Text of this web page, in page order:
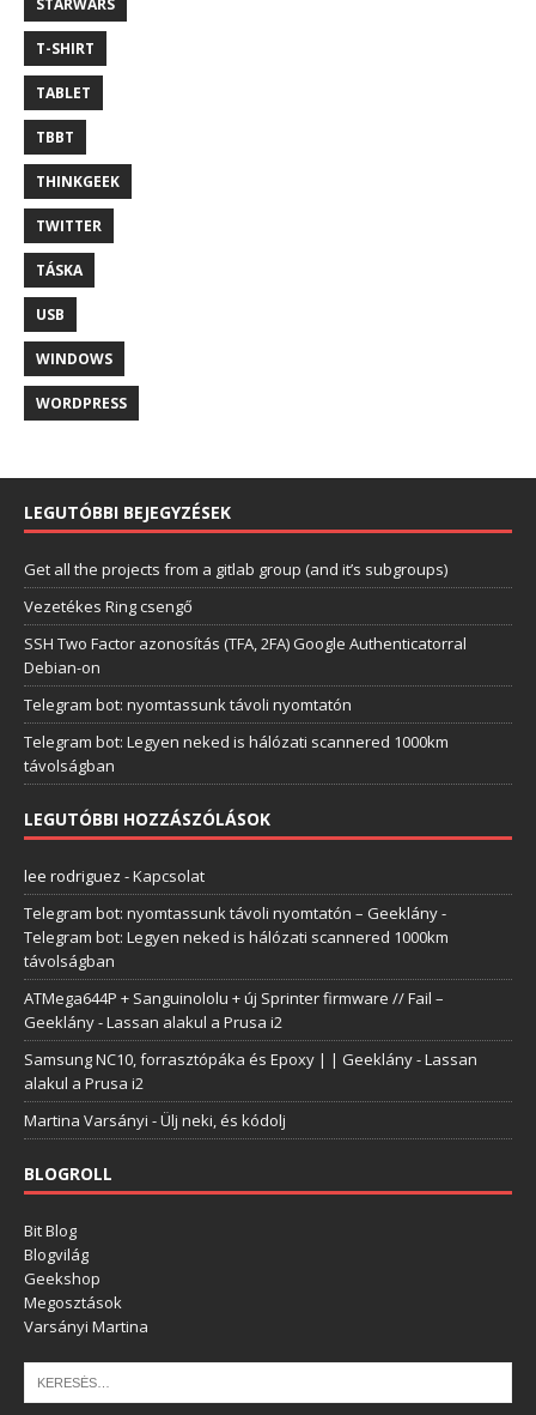
T-SHIRT
TABLET
TBBT
THINKGEEK
TWITTER
TÁSKA
USB
WINDOWS
WORDPRESS
LEGUTÓBBI BEJEGYZÉSEK
Get all the projects from a gitlab group (and it’s subgroups)
Vezetékes Ring csengő
SSH Two Factor azonosítás (TFA, 2FA) Google Authenticatorral
Debian-on
Telegram bot: nyomtassunk távoli nyomtatón
Telegram bot: Legyen neked is hálózati scannered 1000km
távolságban
LEGUTÓBBI HOZZÁSZÓLÁSOK
lee rodriguez -Kapcsolat
Telegram bot: nyomtassunk távoli nyomtatón – Geeklány-
Telegram bot: Legyen neked is hálózati scannered 1000km
távolságban
ATMega644P + Sanguinololu + új Sprinter firmware // Fail –
Geeklány-Lassan alakul a Prusa i2
Samsung NC10, forrasztópáka és Epoxy | | Geeklány-Lassan
alakul a Prusa i2
Martina Varsányi -Ülj neki, és kódolj
BLOGROLL
Bit Blog
Blogvilág
Geekshop
Megosztások
Varsányi Martina